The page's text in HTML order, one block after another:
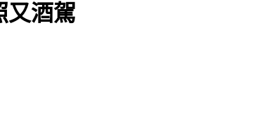
酒駕